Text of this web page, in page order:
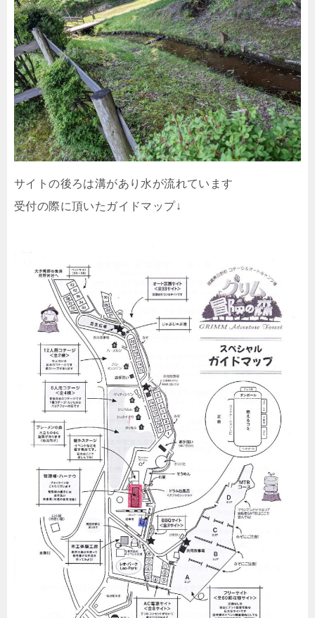
サイトの後ろは溝があり水が流れています
受付の際に頂いたガイドマップ↓